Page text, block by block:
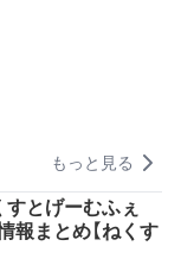
もっと見る
すとげーむふぇ
報まとめ【ねくす